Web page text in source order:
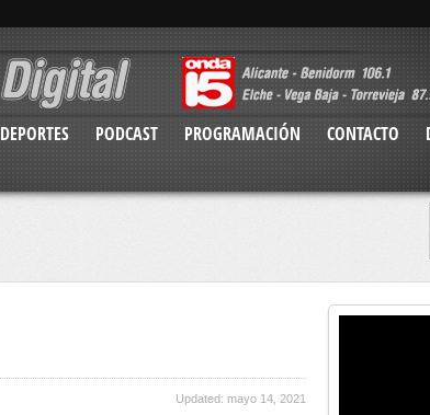
DEPORTES PODCAST PROGRAMACIÓN CONTACTO
Updated: mayo 14, 2021